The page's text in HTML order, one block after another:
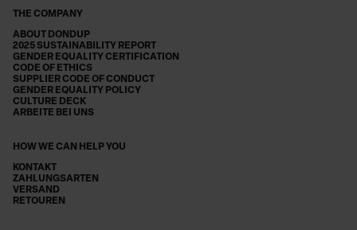
THE COMPANY
ABOUT DONDUP
2025 SUSTAINABILITY REPORT
GENDER EQUALITY CERTIFICATION
CODE OF ETHICS
SUPPLIER CODE OF CONDUCT
GENDER EQUALITY POLICY
CULTURE DECK
ARBEITE BEI UNS
HOW WE CAN HELP YOU
KONTAKT
ZAHLUNGSARTEN
VERSAND
RETOUREN